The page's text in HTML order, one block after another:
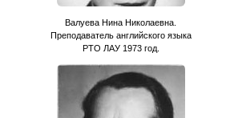
Валуева Нина Николаевна.
Преподаватель английского языка
РТО ЛАУ 1973 год.